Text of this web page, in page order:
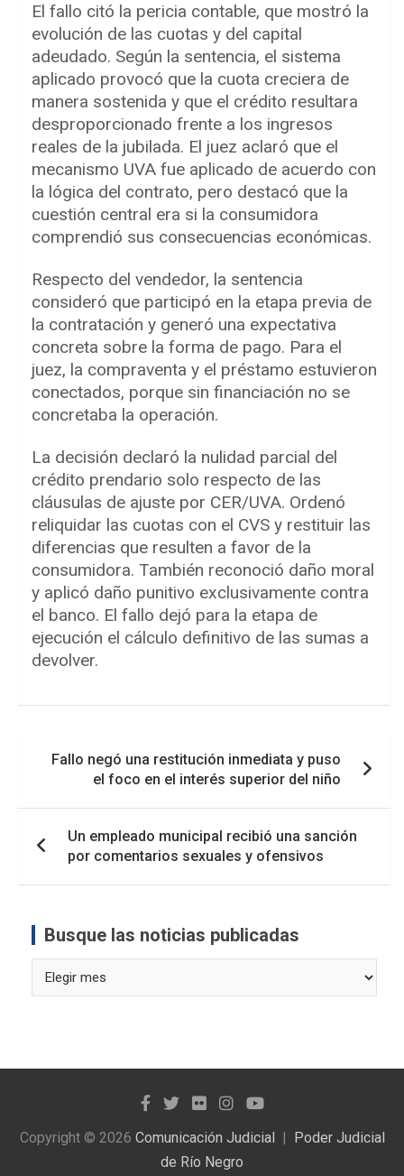
El fallo citó la pericia contable, que mostró la
evolución de las cuotas y del capital
adeudado. Según la sentencia, el sistema
aplicado provocó que la cuota creciera de
manera sostenida y que el crédito resultara
desproporcionado frente a los ingresos
reales de la jubilada. El juez aclaró que el
mecanismo UVA fue aplicado de acuerdo con
la lógica del contrato, pero destacó que la
cuestión central era si la consumidora
comprendió sus consecuencias económicas.
Respecto del vendedor, la sentencia
consideró que participó en la etapa previa de
la contratación y generó una expectativa
concreta sobre la forma de pago. Para el
juez, la compraventa y el préstamo estuvieron
conectados, porque sin financiación no se
concretaba la operación.
La decisión declaró la nulidad parcial del
crédito prendario solo respecto de las
cláusulas de ajuste por CER/UVA. Ordenó
reliquidar las cuotas con el CVS y restituir las
diferencias que resulten a favor de la
consumidora. También reconoció daño moral
y aplicó daño punitivo exclusivamente contra
el banco. El fallo dejó para la etapa de
ejecución el cálculo definitivo de las sumas a
devolver.
entradas
Fallo negó una restitución inmediata y puso
el foco en el interés superior del niño
Un empleado municipal recibió una sanción
por comentarios sexuales y ofensivos
Busque las noticias publicadas
las
Copyright © 2026 Comunicación Judicial
Poder Judicial
de Río Negro